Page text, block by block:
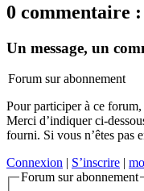
0 commentaire :
Un message, un
Forum sur abonnement
Pour participer à ce
Merci d’indiquer ci-
fourni. Si vous n’êtes pas
Connexion | S’inscrire |
Forum sur abonnement